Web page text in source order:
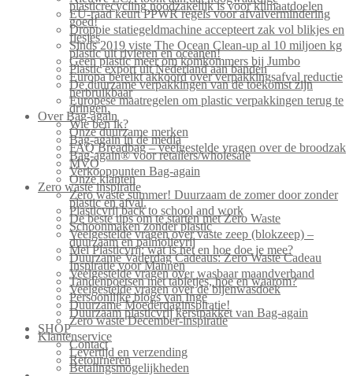
plasticrecycling noodzakelijk is voor klimaatdoelen
EU-raad keurt PPWR regels voor afvalvermindering
goed!
Droppie statiegeldmachine accepteert zak vol blikjes en
flesjes
Sinds 2019 viste The Ocean Clean-up al 10 miljoen kg
plastic uit rivieren en oceanen!
Geen plastic meer om komkommers bij Jumbo
Plastic export uit Nederland aan banden
Europa bereikt akkoord over verpakkingsafval reductie
De duurzame verpakkingen van de toekomst zijn
herbruikbaar
Europese maatregelen om plastic verpakkingen terug te
dringen.
Over Bag-again
Wie ben ik?
Onze duurzame merken
Bag-again in de media
FAQ Breadbag – veelgestelde vragen over de broodzak
Bag-again® voor retailers/wholesale
MVO
Verkooppunten Bag-again
Onze klanten
Zero waste inspiratie
Zero waste summer! Duurzaam de zomer door zonder
plastic en afval.
Plasticvrij back to school and work
De beste tips om te starten met Zero Waste
Schoonmaken zonder plastic
Veelgestelde vragen over vaste zeep (blokzeep) –
duurzaam en palmolievrij
Mei Plasticvrij: wat is het en hoe doe je mee?
Duurzame Vaderdag Cadeaus: Zero Waste Cadeau
Inspiratie voor Mannen
Veelgestelde vragen over wasbaar maandverband
Tandenpoetsen met tabletjes, hoe en waarom?
Veelgestelde vragen over de bijenwasdoek
Persoonlijke blogs van Inge
Duurzame Moederdaginspiratie!
Duurzaam plasticvrij kerstpakket van Bag-again
Zero waste December-inspiratie
SHOP
Klantenservice
Contact
Levertijd en verzending
Retourneren
Betalingsmogelijkheden